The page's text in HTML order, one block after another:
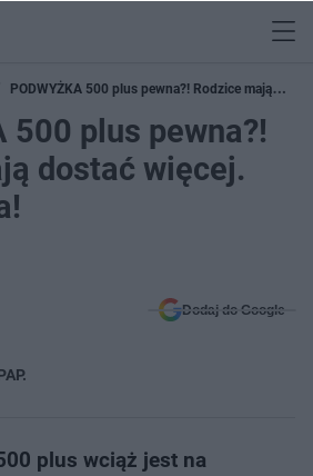
PODWYŻKA 500 plus pewna?! Rodzice mają
500 plus pewna?!
dostać więcej.
Dodaj do Google
plus wciąż jest na